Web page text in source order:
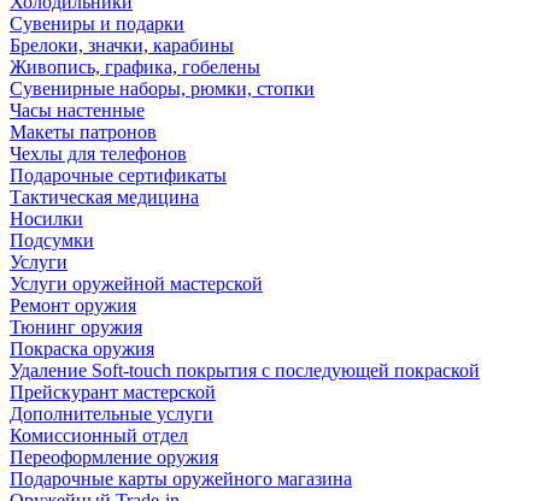
Сувениры и подарки
Брелоки, значки, карабины
Живопись, графика, гобелены
Сувенирные наборы, рюмки, стопки
Часы настенные
Макеты патронов
Чехлы для телефонов
Подарочные сертификаты
Тактическая медицина
Носилки
Подсумки
Услуги
Услуги оружейной мастерской
Ремонт оружия
Тюнинг оружия
Покраска оружия
Удаление Soft-touch покрытия с последующей покраской
Прейскурант мастерской
Дополнительные услуги
Комиссионный отдел
Переоформление оружия
Подарочные карты оружейного магазина